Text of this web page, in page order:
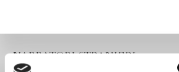
NARRATORI STRANIERI